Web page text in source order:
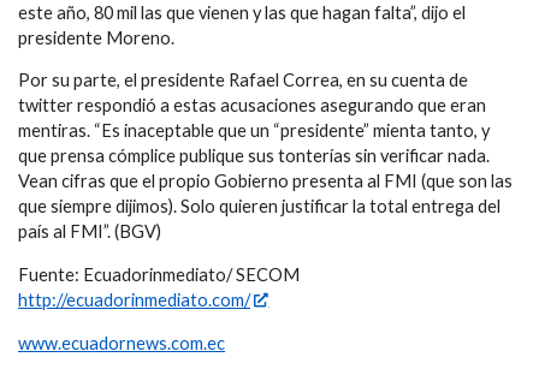
este año, 80 mil las que vienen y las que hagan falta”, dijo el
presidente Moreno.
Por su parte, el presidente Rafael Correa, en su cuenta de
twitter respondió a estas acusaciones asegurando que eran
mentiras. “Es inaceptable que un “presidente” mienta tanto, y
que prensa cómplice publique sus tonterías sin verificar nada.
Vean cifras que el propio Gobierno presenta al FMI (que son las
que siempre dijimos). Solo quieren justificar la total entrega del
país al FMI”. (BGV)
Fuente: Ecuadorinmediato/ SECOM
http://ecuadorinmediato.com/
www.ecuadornews.com.ec